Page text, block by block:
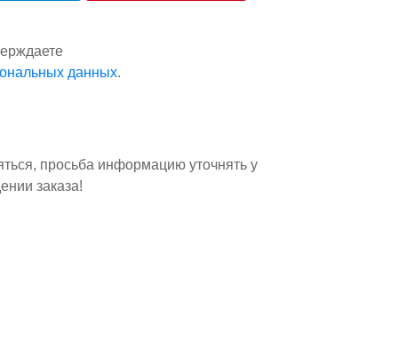
данных.
просьба информацию уточнять у
заказа!